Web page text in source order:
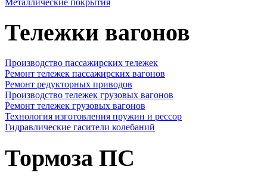
Тележки вагонов
Производство пассажирских тележек
Ремонт тележек пассажирских вагонов
Ремонт редукторных приводов
Производство тележек грузовых вагонов
Ремонт тележек грузовых вагонов
Технология изготовления пружин и рессор
Гидравлические гасители колебаний
Тормоза ПС